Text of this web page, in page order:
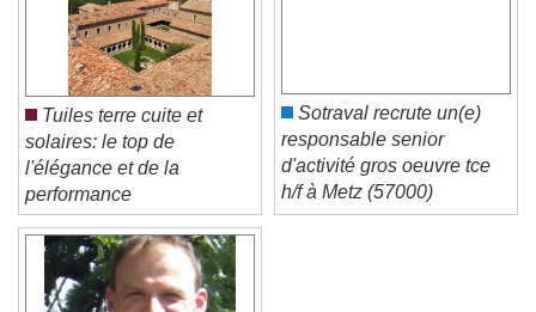
Tuiles terre cuite et
solaires: le top de
l'élégance et de la
performance
Sotraval recrute un(e)
responsable senior
d'activité gros oeuvre tce
h/f à Metz (57000)